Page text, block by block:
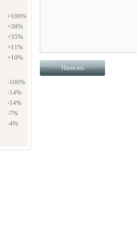
+100%
+38%
+35%
+11%
+10%
-100%
-14%
-14%
-7%
-4%